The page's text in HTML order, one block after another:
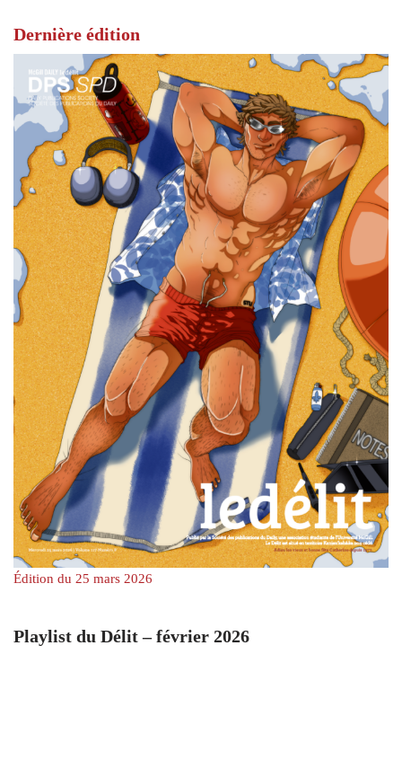
Dernière édition
Édition du 25 mars 2026
Playlist du Délit – février 2026